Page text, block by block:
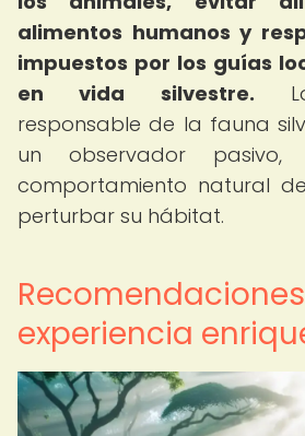
alimentos humanos y
impuestos por los guías
en vida silvestre.
responsable de la fauna
un observador
comportamiento natural
perturbar su hábitat.
experiencia